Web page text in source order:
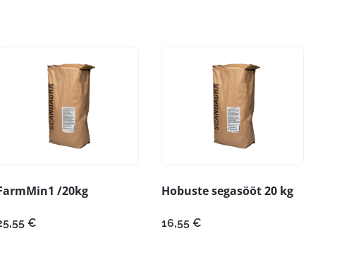
/20kg
€
Hobuste segasööt 20 kg
16,55 €